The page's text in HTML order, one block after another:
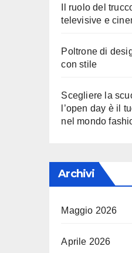
Il ruolo del
televisive e
Poltrone di
con stile
Scegliere la
l’open day è il
nel mondo
Archivi
Maggio 2026
Aprile 2026